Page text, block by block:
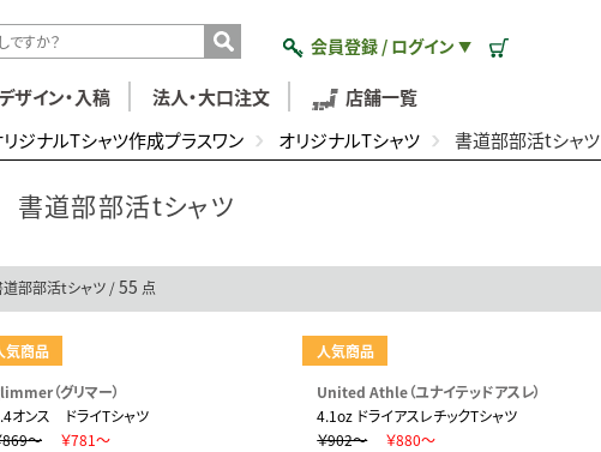
会員登録 / ログイン ▼
デザイン・入稿 法人・大口注文
店舗一覧
リジナルTシャツ作成プラスワン オリジナルTシャツ 書道部部活tシャツ
書道部部活tシャツ
道部部活tシャツ /55 点
気商品
（グリマー）
オンス ドライTシャツ
869～
￥781～
人気商品
United Athle（ユナイテッドアスレ）
4.1oz ドライアスレチックTシャツ
￥902～
￥880～